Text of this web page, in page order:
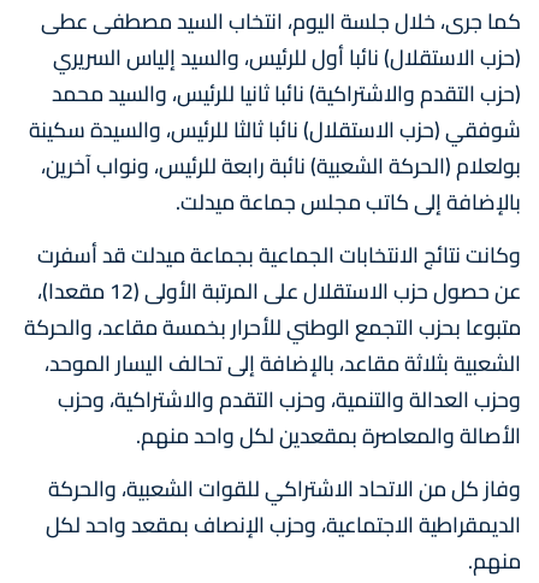
كما جرى، خلال جلسة اليوم، انتخاب السيد مصطفى عطى
(حزب الاستقلال) نائبا أول للرئيس، والسيد إلياس السريري
(حزب التقدم والاشتراكية) نائبا ثانيا للرئيس، والسيد محمد
شوفقي (حزب الاستقلال) نائبا ثالثا للرئيس، والسيدة سكينة
بولعلام (الحركة الشعبية) نائبة رابعة للرئيس، ونواب آخرين،
بالإضافة إلى كاتب مجلس جماعة ميدلت.
وكانت نتائج الانتخابات الجماعية بجماعة ميدلت قد أسفرت
عن حصول حزب الاستقلال على المرتبة الأولى (12 مقعدا)،
متبوعا بحزب التجمع الوطني للأحرار بخمسة مقاعد، والحركة
الشعبية بثلاثة مقاعد، بالإضافة إلى تحالف اليسار الموحد،
وحزب العدالة والتنمية، وحزب التقدم والاشتراكية، وحزب
الأصالة والمعاصرة بمقعدين لكل واحد منهم.
وفاز كل من الاتحاد الاشتراكي للقوات الشعبية، والحركة
الديمقراطية الاجتماعية، وحزب الإنصاف بمقعد واحد لكل
منهم.